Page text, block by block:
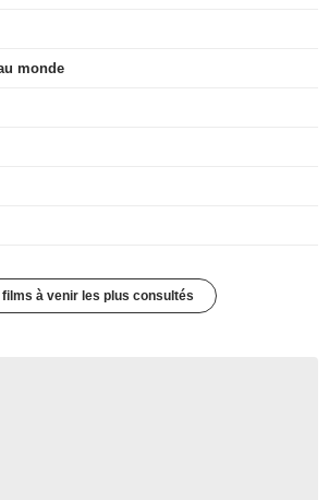
monde
films à venir les plus consultés